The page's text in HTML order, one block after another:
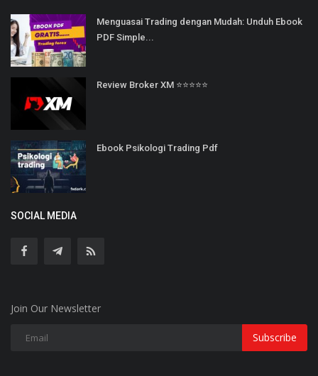
Menguasai Trading dengan Mudah: Unduh Ebook
PDF Simple...
Review Broker XM ⭐⭐⭐⭐⭐
Ebook Psikologi Trading Pdf
SOCIAL MEDIA
Join Our Newsletter
Subscribe